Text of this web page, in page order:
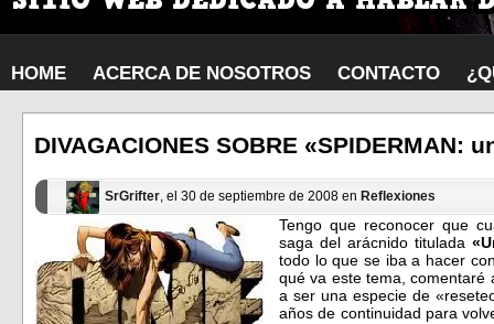
HOME ACERCA DE NOSOTROS CONTACTO
DIVAGACIONES SOBRE «SPIDERMAN:
SrGrifter, el 30 de septiembre de 2008 en Reflexiones
Tengo que reconocer que
saga del arácnido titulada
todo lo que se iba a hacer
qué va este tema, comentaré
a ser una especie de
años de continuidad para